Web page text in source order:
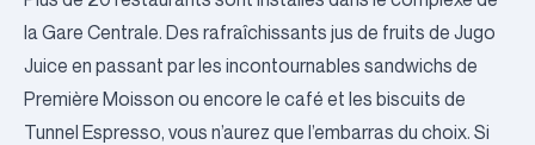
la Gare Centrale. Des rafraîchissants jus de fruits de Jugo
Juice en passant par les incontournables sandwichs de
Première Moisson ou encore le café et les biscuits de
Tunnel Espresso, vous n’aurez que l’embarras du choix. Si